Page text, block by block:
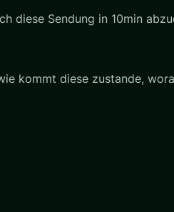
diese Sendung in 10min
kommt diese zustande,